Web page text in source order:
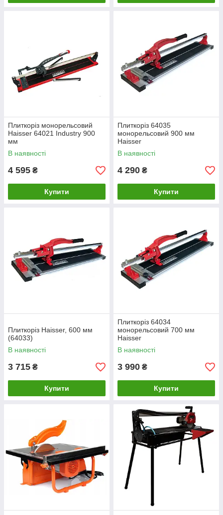
Плиткоріз монорельсовий
Haisser 64021 Industry 900
мм
В наявності
4 595 ₴
Купити
Плиткоріз 64035
монорельсовий 900 мм
Haisser
В наявності
4 290 ₴
Купити
Плиткоріз Haisser, 600 мм
(64033)
В наявності
3 715 ₴
Купити
Плиткоріз 64034
монорельсовий 700 мм
Haisser
В наявності
3 990 ₴
Купити